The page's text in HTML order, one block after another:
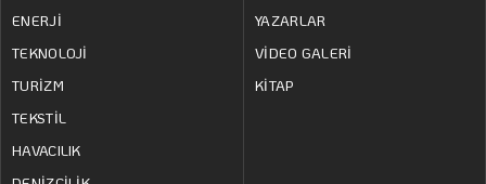
ENERJİ
TEKNOLOJİ
TURİZM
TEKSTİL
HAVACILIK
YAZARLAR
VİDEO GALERİ
KİTAP